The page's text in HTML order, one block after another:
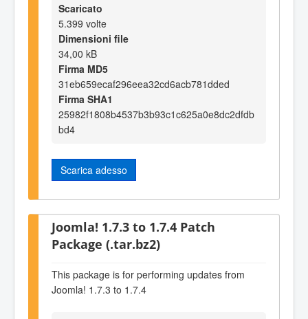
Scaricato
5.399 volte
Dimensioni file
34,00 kB
Firma MD5
31eb659ecaf296eea32cd6acb781dded
Firma SHA1
25982f1808b4537b3b93c1c625a0e8dc2dfdb
bd4
Scarica adesso
Joomla! 1.7.3 to 1.7.4 Patch
Package (.tar.bz2)
This package is for performing updates from
Joomla! 1.7.3 to 1.7.4